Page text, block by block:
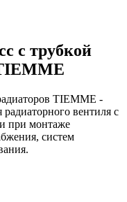
с трубкой
TIEMME -
вентиля с
при монтаже
систем